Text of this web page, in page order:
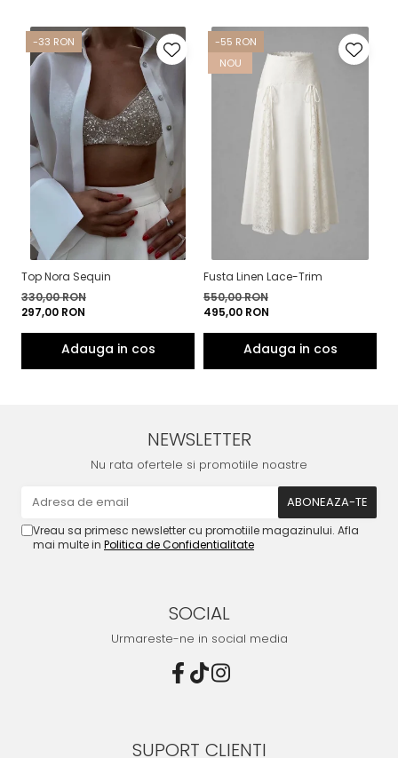
-33 RON
Top Nora Sequin
330,00 RON
297,00 RON
-55 RON
NOU
Fusta Linen Lace-Trim
550,00 RON
495,00 RON
NEWSLETTER
Nu rata ofertele si promotiile noastre
Vreau sa primesc newsletter cu promotiile magazinului. Afla
mai multe in Politica de Confidentialitate
SOCIAL
Urmareste-ne in social media
SUPORT CLIENTI